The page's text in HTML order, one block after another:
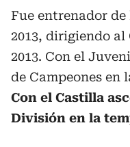
Fue entrenador
2013, dirigiendo al
2013. Con el
de Campeones en
Con el Castilla
División en la